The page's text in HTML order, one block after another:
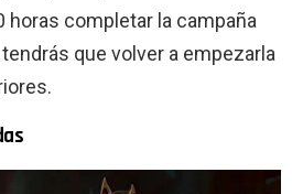
horas completar la campaña
que volver a empezarla